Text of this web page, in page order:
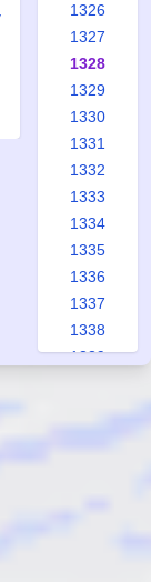
1326
1327
1328
1329
1330
1331
1332
1333
1334
1335
1336
1337
1338
1339